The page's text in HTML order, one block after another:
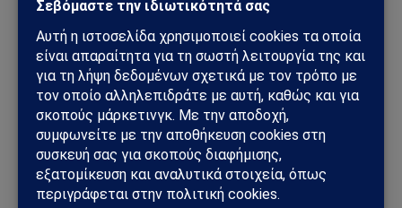
προετοιμάζεται για βαθύτερο πόλεμο φθοράς
31/07/2026